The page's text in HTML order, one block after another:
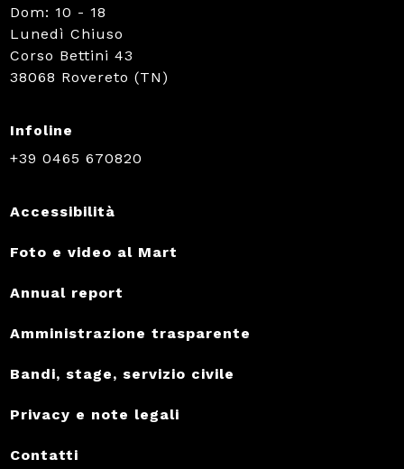
Dom: 10 - 18
Lunedì Chiuso
Corso Bettini 43
38068 Rovereto (TN)
Infoline
+39 0465 670820
Accessibilità
Foto e video al Mart
Annual report
Amministrazione trasparente
Bandi, stage, servizio civile
Privacy e note legali
Contatti